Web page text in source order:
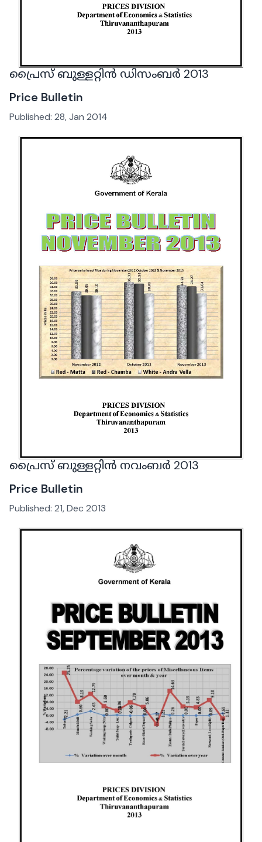
പ്രൈസ് ബുള്ളറ്റിൻ ഡിസംബർ 2013
Price Bulletin
Published: 28, Jan 2014
പ്രൈസ് ബുള്ളറ്റിൻ നവംബർ 2013
Price Bulletin
Published: 21, Dec 2013